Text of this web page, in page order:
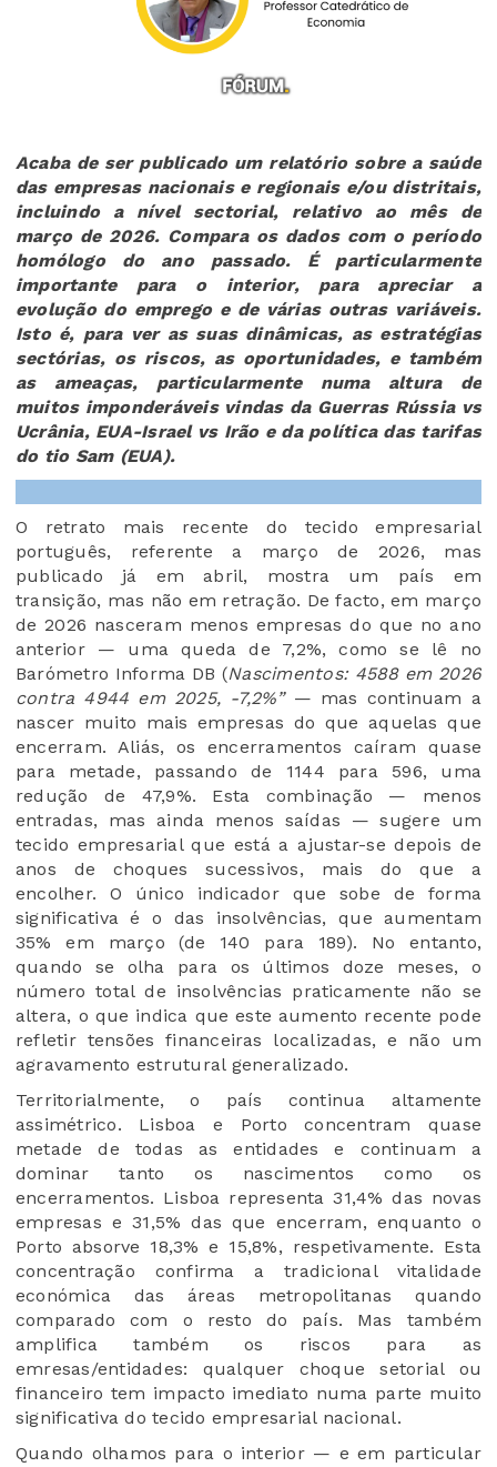
Acaba de ser publicado um relatório sobre a saúde
das empresas nacionais e regionais e/ou distritais,
incluindo a nível sectorial, relativo ao mês de
março de 2026. Compara os dados com o período
homólogo do ano passado. É particularmente
importante para o interior, para apreciar a
evolução do emprego e de várias outras variáveis.
Isto é, para ver as suas dinâmicas, as estratégias
sectórias, os riscos, as oportunidades, e também
as ameaças, particularmente numa altura de
muitos imponderáveis vindas da Guerras Rússia vs
Ucrânia, EUA-Israel vs Irão e da política das tarifas
do tio Sam (EUA).
O retrato mais recente do tecido empresarial
português, referente a março de 2026, mas
publicado já em abril, mostra um país em
transição, mas não em retração. De facto, em março
de 2026 nasceram menos empresas do que no ano
anterior — uma queda de 7,2%, como se lê no
Barómetro Informa DB (Nascimentos: 4588 em 2026
contra 4944 em 2025, -7,2%”— mas continuam a
nascer muito mais empresas do que aquelas que
encerram. Aliás, os encerramentos caíram quase
para metade, passando de 1144 para 596, uma
redução de 47,9%. Esta combinação — menos
entradas, mas ainda menos saídas — sugere um
tecido empresarial que está a ajustar-se depois de
anos de choques sucessivos, mais do que a
encolher. O único indicador que sobe de forma
significativa é o das insolvências, que aumentam
35% em março (de 140 para 189). No entanto,
quando se olha para os últimos doze meses, o
número total de insolvências praticamente não se
altera, o que indica que este aumento recente pode
refletir tensões financeiras localizadas, e não um
agravamento estrutural generalizado.
Territorialmente, o país continua altamente
assimétrico. Lisboa e Porto concentram quase
metade de todas as entidades e continuam a
dominar tanto os nascimentos como os
encerramentos. Lisboa representa 31,4% das novas
empresas e 31,5% das que encerram, enquanto o
Porto absorve 18,3% e 15,8%, respetivamente. Esta
concentração confirma a tradicional vitalidade
económica das áreas metropolitanas quando
comparado com o resto do país. Mas também
amplifica também os riscos para as
emresas/entidades: qualquer choque setorial ou
financeiro tem impacto imediato numa parte muito
significativa do tecido empresarial nacional.
Quando olhamos para o interior — e em particular